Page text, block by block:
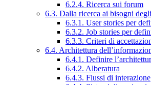
6.2.4. Ricerca sui forum
6.3. Dalla ricerca ai bisogni
6.3.1. User stories per
6.3.2. Job stories per
6.3.3. Criteri di
6.4. Architettura
6.4.1. Definire
6.4.2. Alberatura
6.4.3. Flussi di interazione